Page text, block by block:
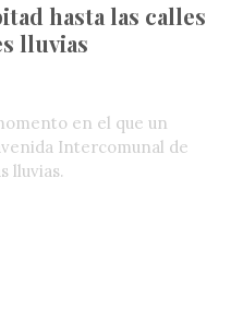
hasta las calles
lluvias
en el que un
Intercomunal de
lluvias.